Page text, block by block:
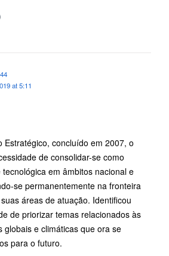
at 5:11
Estratégico, concluído em 2007, o
de consolidar-se como
em âmbitos nacional e
se permanentemente na fronteira
áreas de atuação. Identificou
de priorizar temas relacionados às
globais e climáticas que ora se
para o futuro.